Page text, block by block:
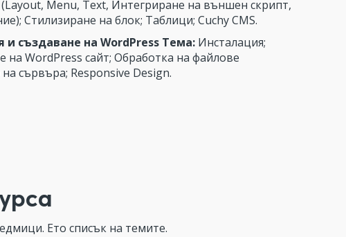
Menu, Text, Интегриране на външен скрипт,
Стилизиране на блок; Таблици; Cuchy CMS.
и създаване на WordPress Тема: Инсталация;
на WordPress сайт; Обработка на файлове
сървъра; Responsive Design.
Ето списък на темите.